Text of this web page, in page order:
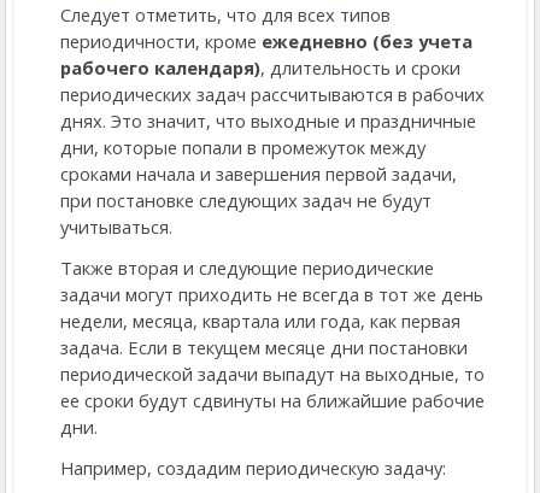
Следует отметить, что для всех типов
периодичности, кроме ежедневно (без учета
рабочего календаря), длительность и сроки
периодических задач рассчитываются в рабочих
днях. Это значит, что выходные и праздничные
дни, которые попали в промежуток между
сроками начала и завершения первой задачи,
при постановке следующих задач не будут
учитываться.
Также вторая и следующие периодические
задачи могут приходить не всегда в тот же день
недели, месяца, квартала или года, как первая
задача. Если в текущем месяце дни постановки
периодической задачи выпадут на выходные, то
ее сроки будут сдвинуты на ближайшие рабочие
дни.
Например, создадим периодическую задачу: